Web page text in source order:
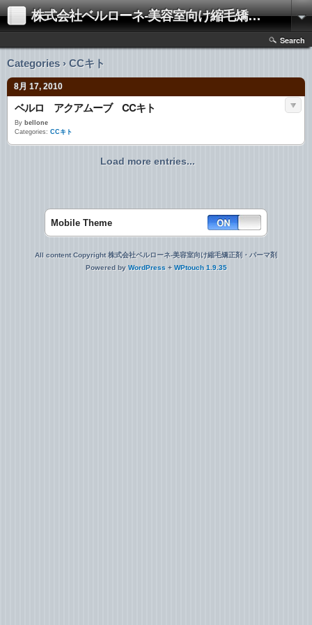
株式会社ベルローネ-美容室向け縮毛矯正剤・パーマ剤
Search
Categories › CCキト
8月 17, 2010
ベルロ アクアムーブ CCキト
By bellone
Categories: CCキト
Load more entries...
Mobile Theme
All content Copyright 株式会社ベルローネ-美容室向け縮毛矯正剤・パーマ剤
Powered by WordPress + WPtouch 1.9.35